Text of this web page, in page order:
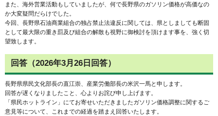
また、海外営業活動もしていましたが、何で長野県のガソリン価格が高価なの
か大変疑問だらけでした。
今回、長野県石油商業組合の独占禁止法違反に関しては、県としましても断固
として最大限の重き罰及び組合の解散も視野に御検討を頂けます事を、強く切
望致します。
回答（2026年3月26日回答）
長野県県民文化部長の直江崇、産業労働部長の米沢一馬と申します。
回答が遅くなりましたこと、心よりお詫び申し上げます。
「県民ホットライン」にてお寄せいただきましたガソリン価格調整に関するご
意見等について、これまでの経過を踏まえ回答いたします。